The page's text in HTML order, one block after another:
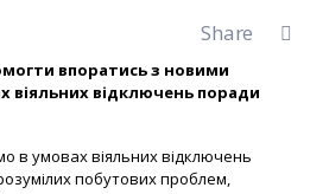
Share
впоратись з новими
віяльних відключень поради
в умовах віяльних відключень
побутових проблем,